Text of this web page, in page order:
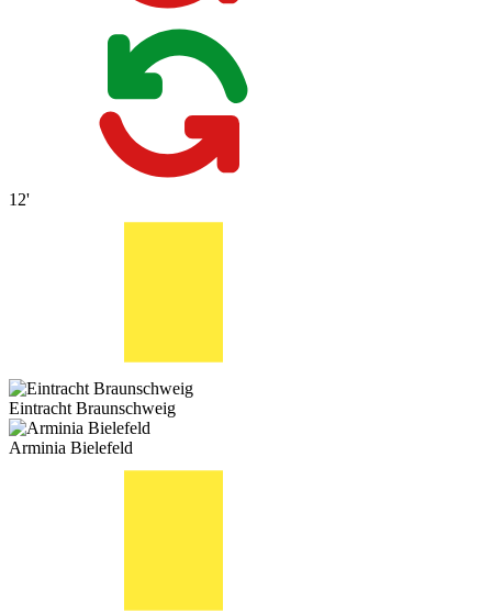
12'
Eintracht Braunschweig
Arminia Bielefeld